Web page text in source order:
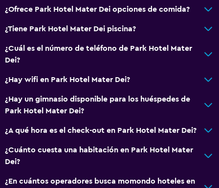
¿Ofrece Park Hotel Mater Dei opciones de comida?
¿Tiene Park Hotel Mater Dei piscina?
¿Cuál es el número de teléfono de Park Hotel Mater
Dei?
¿Hay wifi en Park Hotel Mater Dei?
¿Hay un gimnasio disponible para los huéspedes de
Park Hotel Mater Dei?
¿A qué hora es el check-out en Park Hotel Mater Dei?
¿Cuánto cuesta una habitación en Park Hotel Mater
Dei?
¿En cuántos operadores busca momondo hoteles en